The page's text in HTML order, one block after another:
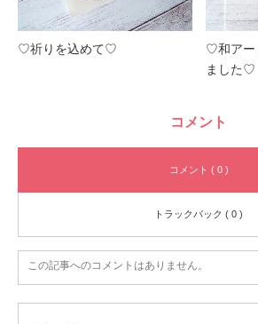
♡祈りを込めて♡
♡和アー
ました♡
コメント
コメント ( 0 )
トラックバック ( 0 )
この記事へのコメントはありません。